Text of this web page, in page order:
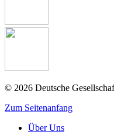
© 2026 Deutsche
Zum Seitenanfang
Über Uns